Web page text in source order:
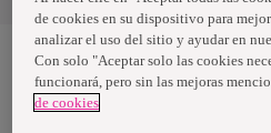
Nosotras, una marca de Essity - una
higiene y salud. Cada día, mil
de cookies en su dispositivo para
analizar el uso del sitio y ayudar en
Con solo "Aceptar solo las cookies
funcionará, pero sin las mejoras
de cookies